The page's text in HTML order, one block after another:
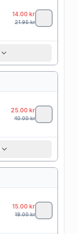
14.00 kr
21.95kr
25.00 kr
40.00kr
15.00 kr
18.00kr